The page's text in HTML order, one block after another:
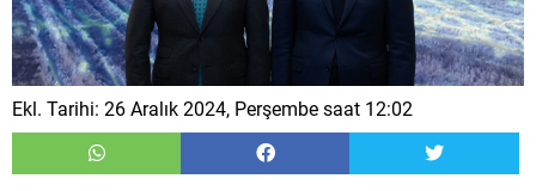
Ekl. Tarihi: 26 Aralık 2024, Perşembe saat 12:02